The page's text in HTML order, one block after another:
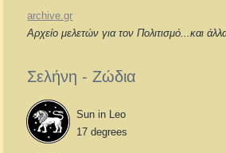
archive.gr
Αρχείο μελετών για τον Πολιτισμό...και
Σελήνη - Ζώδια
Sun in Leo
17 degrees